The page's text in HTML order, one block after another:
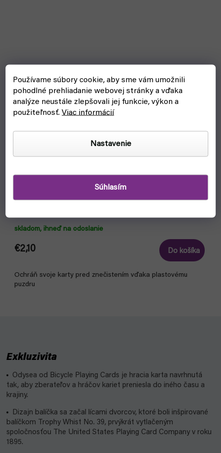
Používame súbory cookie, aby sme vám umožnili
pohodlné prehliadanie webovej stránky a vďaka
analýze neustále zlepšovali jej funkcie, výkon a
použiteľnosť.Viac informácií
Nastavenie
Súhlasím
skladom, ihneď na odoslanie
€2,10 Do košíka
Ochráň svoje karty pred znečistením vďaka plastovému
puzdru
Exkluzivita
Odysea od Bicycle Playing Cards je hracia karta navrhnutá
tak, aby zberateľov a hráčov kariet preniesla do iného času a
krajiny.
Dizajn balíčka sa začal lícami dvorcov, ktoré boli inšpirované
balíčkom Trophy Whist No. 39, prvýkrát vytlačeným
spoločnosťou The United States Playing Card Company v roku
1895.